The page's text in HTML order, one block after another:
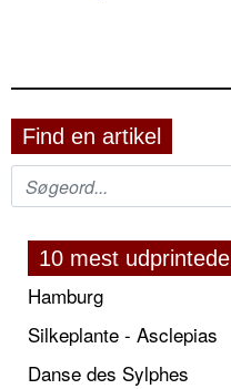
Find en artikel
10 mest udprintede
Hamburg
Silkeplante - Asclepias
Danse des Sylphes